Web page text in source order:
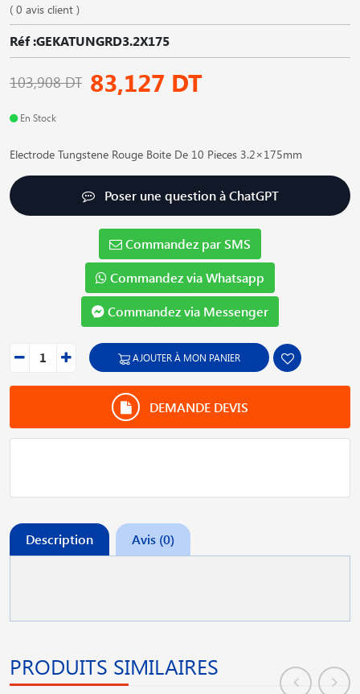
( 0 avis client )
Réf :GEKATUNGRD3.2X175
103,908 DT 83,127 DT
En Stock
Electrode Tungstene Rouge Boite De 10 Pieces 3.2×175mm
Poser une question à ChatGPT
Commandez par SMS
Commandez via Whatsapp
Commandez via Messenger
AJOUTER À MON PANIER
DEMANDE DEVIS
Description Avis (0)
PRODUITS SIMILAIRES